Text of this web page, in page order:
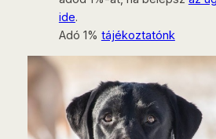
ide.
Adó 1% tájékoztatónk